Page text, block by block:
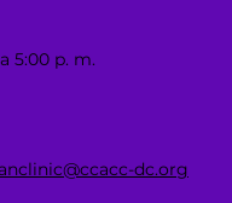
5:00 p. m.
dc.org